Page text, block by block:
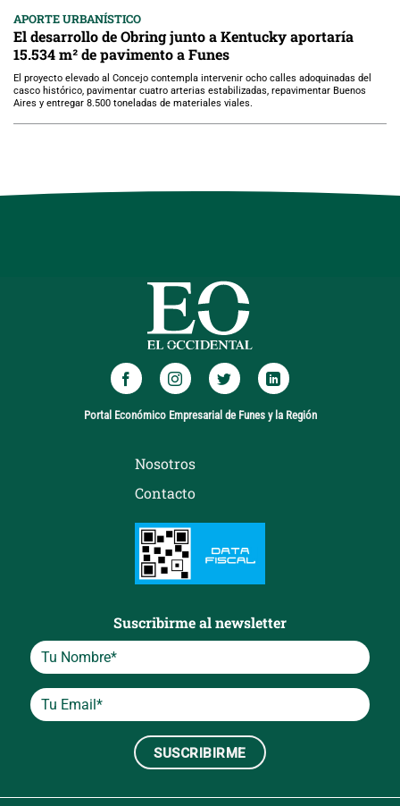
APORTE URBANÍSTICO
El desarrollo de Obring junto a Kentucky aportaría
15.534 m² de pavimento a Funes
El proyecto elevado al Concejo contempla intervenir ocho calles adoquinadas del
casco histórico, pavimentar cuatro arterias estabilizadas, repavimentar Buenos
Aires y entregar 8.500 toneladas de materiales viales.
Portal Económico Empresarial de Funes y la Región
Nosotros
Contacto
Suscribirme al newsletter